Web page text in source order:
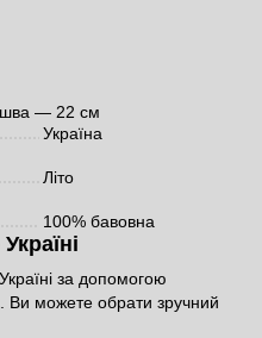
шва — 22 см
Україна
Літо
100% бавовна
за допомогою
. Ви можете обрати зручний